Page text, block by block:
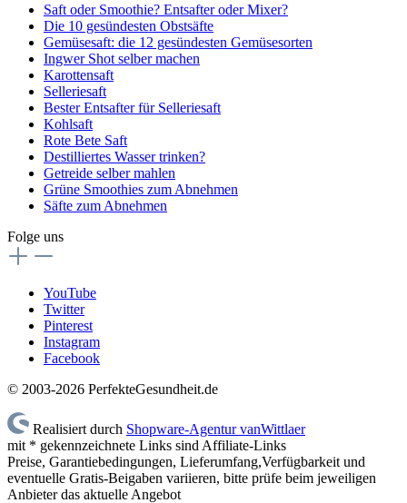
Saft oder Smoothie? Entsafter oder Mixer?
Die 10 gesündesten Obstsäfte
Gemüsesaft: die 12 gesündesten Gemüsesorten
Ingwer Shot selber machen
Karottensaft
Selleriesaft
Bester Entsafter für Selleriesaft
Kohlsaft
Rote Bete Saft
Destilliertes Wasser trinken?
Getreide selber mahlen
Grüne Smoothies zum Abnehmen
Säfte zum Abnehmen
Folge uns
YouTube
Twitter
Pinterest
Instagram
Facebook
© 2003-2026 PerfekteGesundheit.de
Realisiert durch Shopware-Agentur vanWittlaer
mit * gekennzeichnete Links sind Affiliate-Links
Preise, Garantiebedingungen, Lieferumfang,Verfügbarkeit und
eventuelle Gratis-Beigaben variieren, bitte prüfe beim jeweiligen
Anbieter das aktuelle Angebot